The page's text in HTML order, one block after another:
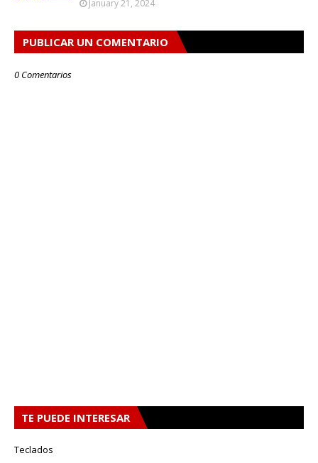
January 21, 2024
PUBLICAR UN COMENTARIO
0 Comentarios
TE PUEDE INTERESAR
Teclados